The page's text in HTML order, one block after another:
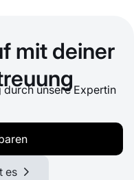
mit deiner
unsere Expertin
es